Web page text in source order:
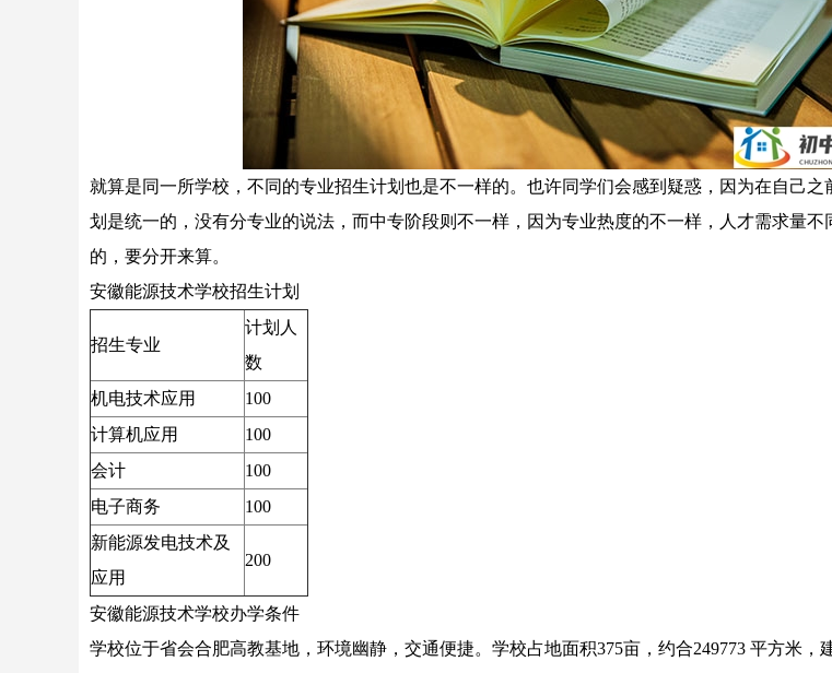
就算是同一所学校，不同的专业招生计划也是不一样的。也许同学们会感到疑惑，因为在自己
划是统一的，没有分专业的说法，而中专阶段则不一样，因为专业热度的不一样，人才需求量不
的，要分开来算。
安徽能源技术学校招生计划
招生专业
计划人
数
机电技术应用
100
计算机应用
100
会计
100
电子商务
100
新能源发电技术及
应用
200
安徽能源技术学校办学条件
学校位于省会合肥高教基地，环境幽静，交通便捷。学校占地面积375亩，约合249773 平方米，